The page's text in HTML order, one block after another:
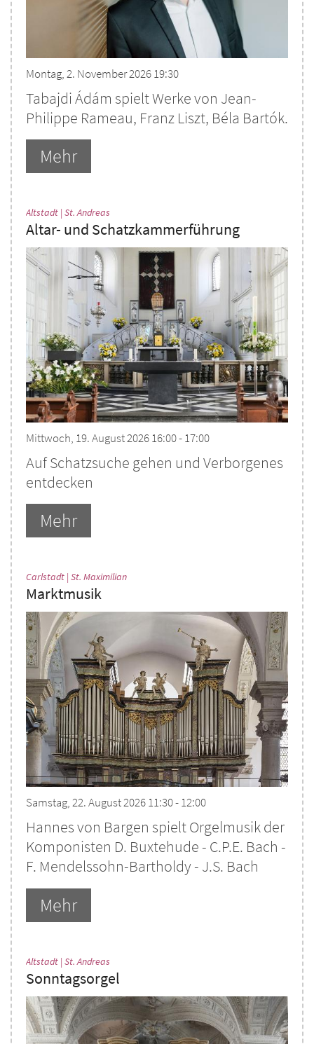
Montag, 2. November 2026 19:30
Tabajdi Ádám spielt Werke von Jean-
Philippe Rameau, Franz Liszt, Béla Bartók.
Mehr
Altstadt | St. Andreas
Altar- und Schatzkammerführung
Mittwoch, 19. August 2026 16:00 - 17:00
Auf Schatzsuche gehen und Verborgenes
entdecken
Mehr
Carlstadt | St. Maximilian:
Marktmusik
Samstag, 22. August 2026 11:30 - 12:00
Hannes von Bargen spielt Orgelmusik der
Komponisten D. Buxtehude - C.P.E. Bach -
F. Mendelssohn-Bartholdy - J.S. Bach
Mehr
Altstadt | St. Andreas
Sonntagsorgel